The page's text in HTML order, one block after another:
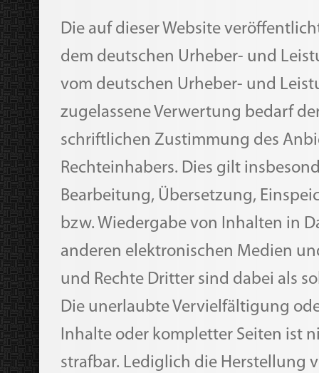
Die auf dieser Website
dem deutschen Urheber- und
vom deutschen Urheber- und
zugelassene Verwertung bedarf
schriftlichen Zustimmung des
Rechteinhabers. Dies gilt
Bearbeitung, Übersetzung,
bzw. Wiedergabe von Inhalten in
anderen elektronischen Medien
und Rechte Dritter sind dabei als
Die unerlaubte Vervielfältigung
Inhalte oder kompletter Seiten ist
strafbar. Lediglich die Herstellung